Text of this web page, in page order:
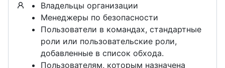
Владельцы организации
Менеджеры по безопасности
Пользователи в командах, стандартные
роли или пользовательские роли,
добавленные в список обхода.
Пользователям, которым назначена